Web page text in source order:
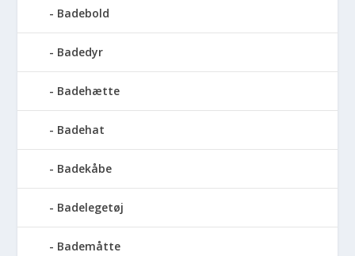
Badebold
Badedyr
Badehætte
Badehat
Badekåbe
Badelegetøj
Bademåtte